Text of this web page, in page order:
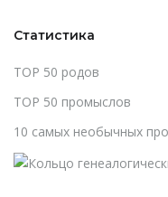
Статистика
TOP 50 родов
TOP 50 промыслов
10 самых необычных